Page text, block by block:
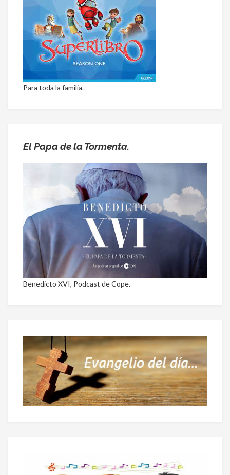
Para toda la familia.
El Papa de la Tormenta.
Benedicto XVI, Podcast de Cope.